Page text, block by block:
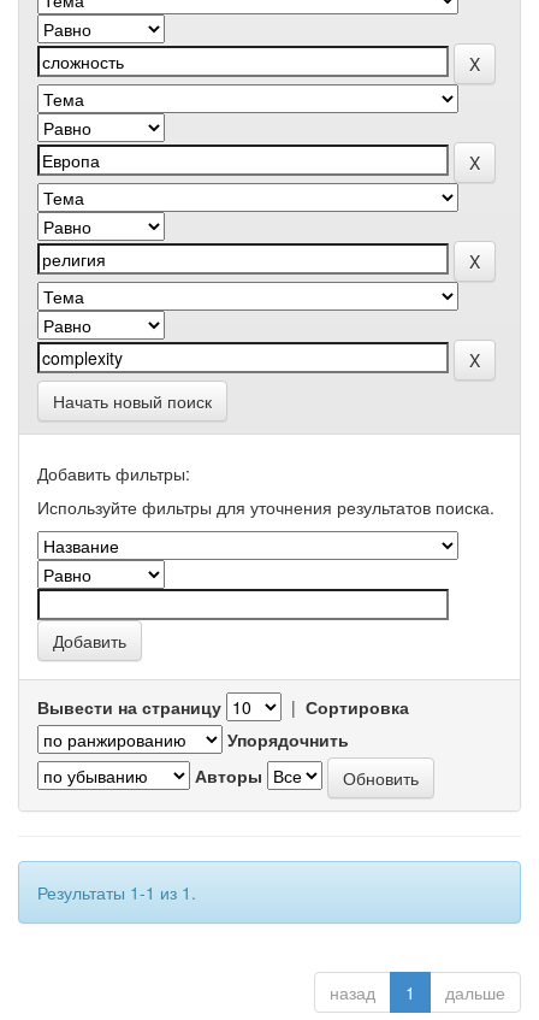
Начать новый поиск
Добавить фильтры:
Используйте фильтры для уточнения результатов поиска.
Вывести на страницу | Сортировка
Упорядочнить
Авторы
Результаты 1-1 из 1.
назад 1 дальше